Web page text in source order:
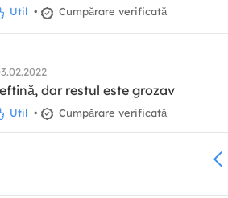
Util • Cumpărare verificată
dar restul este grozav
Util • Cumpărare verificată